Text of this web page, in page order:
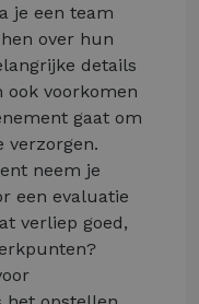
je een team
over hun
details
ook voorkomen
gaat om
verzorgen.
neem je
een evaluatie
verliep goed,